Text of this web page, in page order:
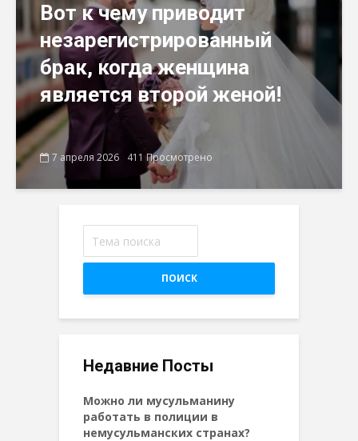
Вот к чему приводит
незарегистрированный
брак, когда женщина
является второй женой!
7 апреля 2026 411 Просмотрено
ПОИСК
Недавние Посты
Можно ли мусульманину
работать в полиции в
немусульманских странах?